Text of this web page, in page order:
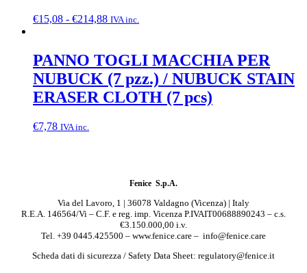
€15,08 - €214,88Fascia
da
€15,08
a
€214,88
IVA inc.
PANNO TOGLI MACCHIA PER
NUBUCK (7 pzz.) / NUBUCK STAIN
ERASER CLOTH (7 pcs)
€7,78 IVA inc.
Fenice S.p.A.
Via del Lavoro, 1 | 36078 Valdagno (Vicenza) | Italy
R.E.A. 146564/Vi – C.F. e reg. imp. Vicenza P.IVAIT00688890243 – c.s.
€3.150.000,00 i.v.
Tel. +39 0445.425500 – www.fenice.care – info@fenice.care
Scheda dati di sicurezza / Safety Data Sheet: regulatory@fenice.it